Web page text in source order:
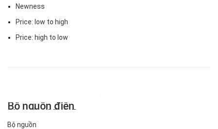
Newness
Price: low to high
Price: high to low
Bộ nguồn điện
chuyển đổi SiRon
Dòng P01
Bộ nguồn